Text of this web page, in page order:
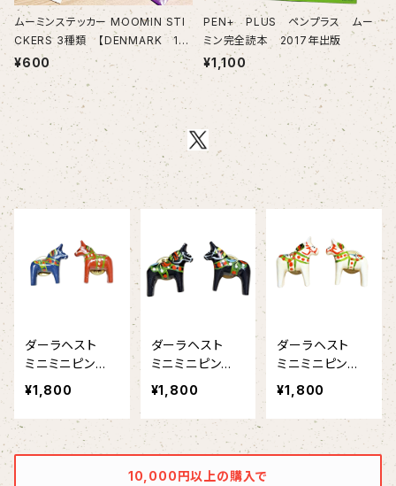
ムーミンステッカー MOOMIN STI
CKERS 3種類 【DENMARK 15
0pcs 180pcs】
¥600
PEN+ PLUS ペンプラス ムー
ミン完全読本 2017年出版
¥1,100
ダーラヘスト
ミニミニピン
ズ 【スウェー
デン製 全4
色 赤・青
白・黒は別ぺー
ジに掲載中】
¥1,800
ダーラヘスト
ミニミニピン
ズ 【スウェー
デン製 全4
色 黒 赤・
青・白は別ぺー
ジに掲載中】
¥1,800
ダーラヘスト
ミニミニピン
ズ 【スウェー
デン製 全4
色 白 赤・
青・黒は別ぺー
ジに掲載中】
¥1,800
10,000円以上の購入で